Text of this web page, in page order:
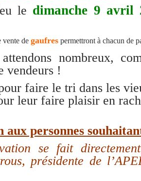
le dimanche 9 avril
vente de gaufres permettront à chacun de
nombreux,
vendeurs !
faire le tri dans les
leur faire plaisir en
personnes
se fait
présidente de